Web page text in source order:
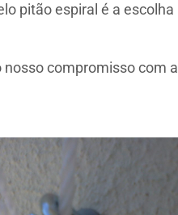
pitão espiral é a escolha
nosso compromisso com a